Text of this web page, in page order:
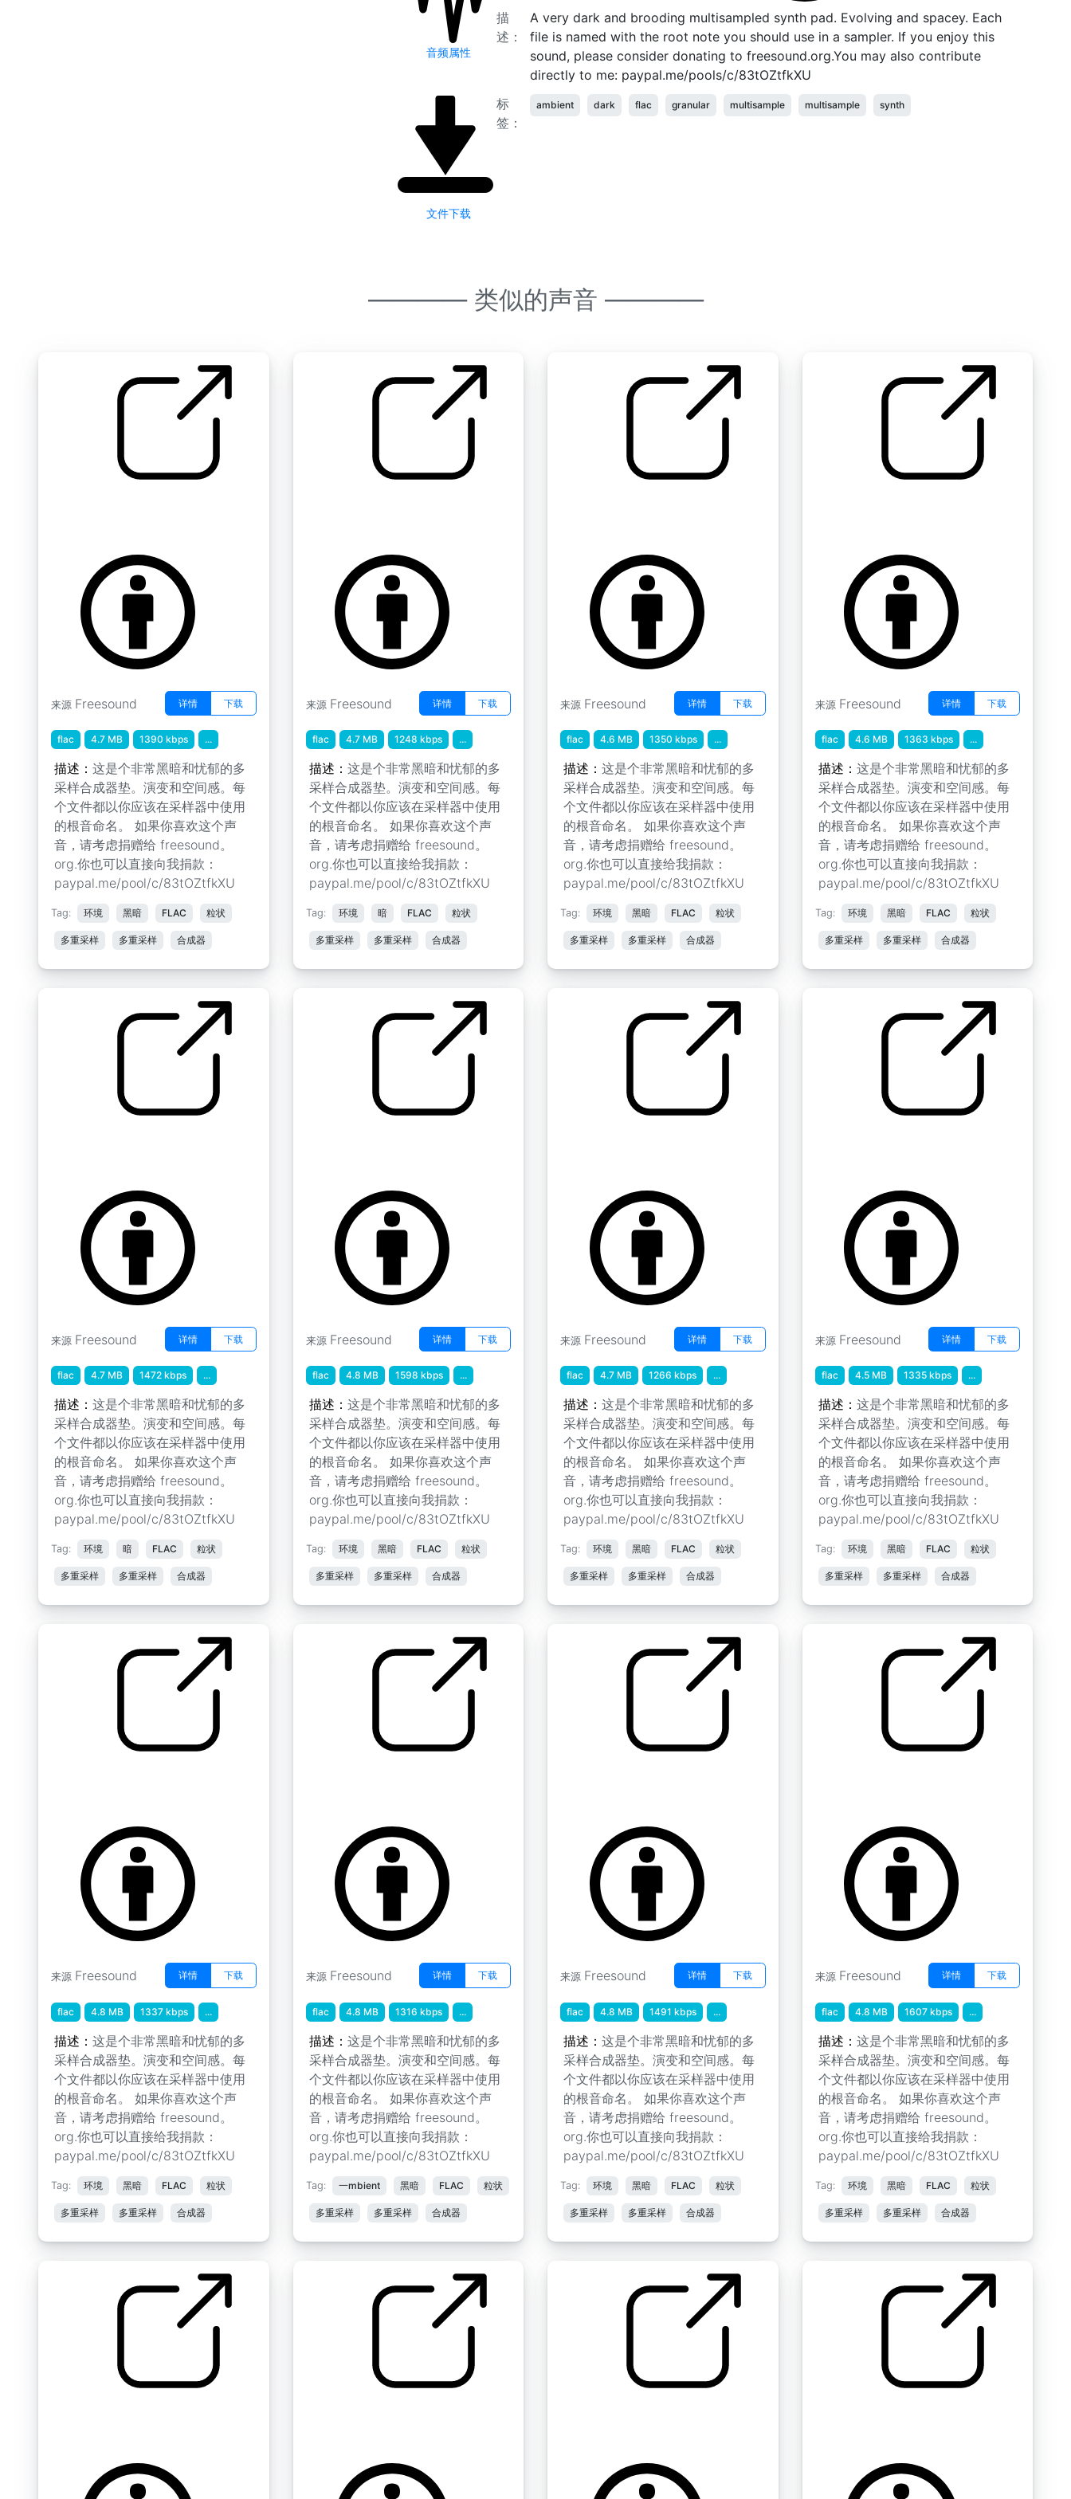
音频属性
文件下载
描
述：
A very dark and brooding multisampled synth pad. Evolving and spacey. Each
file is named with the root note you should use in a sampler. If you enjoy this
sound, please consider donating to freesound.org.You may also contribute
directly to me: paypal.me/pools/c/83tOZtfkXU
标
签：
ambient dark flac granular multisample multisample synth
———— 类似的声音 ————
来源 Freesound 详情 下载
flac 4.7 MB 1390 kbps ...
描述： 这是个非常黑暗和忧郁的多
采样合成器垫。演变和空间感。每
个文件都以你应该在采样器中使用
的根音命名。 如果你喜欢这个声
音，请考虑捐赠给 freesound。
org.你也可以直接向我捐款：
paypal.me/pool/c/83tOZtfkXU
Tag: 环境 黑暗 FLAC 粒状
多重采样 多重采样 合成器
来源 Freesound 详情 下载
flac 4.7 MB 1248 kbps ...
描述： 这是个非常黑暗和忧郁的多
采样合成器垫。演变和空间感。每
个文件都以你应该在采样器中使用
的根音命名。 如果你喜欢这个声
音，请考虑捐赠给 freesound。
org.你也可以直接给我捐款：
paypal.me/pool/c/83tOZtfkXU
Tag: 环境 暗 FLAC 粒状
多重采样 多重采样 合成器
来源 Freesound 详情 下载
flac 4.6 MB 1350 kbps ...
描述： 这是个非常黑暗和忧郁的多
采样合成器垫。演变和空间感。每
个文件都以你应该在采样器中使用
的根音命名。 如果你喜欢这个声
音，请考虑捐赠给 freesound。
org.你也可以直接给我捐款：
paypal.me/pool/c/83tOZtfkXU
Tag: 环境 黑暗 FLAC 粒状
多重采样 多重采样 合成器
来源 Freesound 详情 下载
flac 4.6 MB 1363 kbps ...
描述： 这是个非常黑暗和忧郁的多
采样合成器垫。演变和空间感。每
个文件都以你应该在采样器中使用
的根音命名。 如果你喜欢这个声
音，请考虑捐赠给 freesound。
org.你也可以直接向我捐款：
paypal.me/pool/c/83tOZtfkXU
Tag: 环境 黑暗 FLAC 粒状
多重采样 多重采样 合成器
来源 Freesound 详情 下载
flac 4.7 MB 1472 kbps ...
描述： 这是个非常黑暗和忧郁的多
采样合成器垫。演变和空间感。每
个文件都以你应该在采样器中使用
的根音命名。 如果你喜欢这个声
音，请考虑捐赠给 freesound。
org.你也可以直接向我捐款：
paypal.me/pool/c/83tOZtfkXU
Tag: 环境 暗 FLAC 粒状
多重采样 多重采样 合成器
来源 Freesound 详情 下载
flac 4.8 MB 1598 kbps ...
描述： 这是个非常黑暗和忧郁的多
采样合成器垫。演变和空间感。每
个文件都以你应该在采样器中使用
的根音命名。 如果你喜欢这个声
音，请考虑捐赠给 freesound。
org.你也可以直接向我捐款：
paypal.me/pool/c/83tOZtfkXU
Tag: 环境 黑暗 FLAC 粒状
多重采样 多重采样 合成器
来源 Freesound 详情 下载
flac 4.7 MB 1266 kbps ...
描述： 这是个非常黑暗和忧郁的多
采样合成器垫。演变和空间感。每
个文件都以你应该在采样器中使用
的根音命名。 如果你喜欢这个声
音，请考虑捐赠给 freesound。
org.你也可以直接向我捐款：
paypal.me/pool/c/83tOZtfkXU
Tag: 环境 黑暗 FLAC 粒状
多重采样 多重采样 合成器
来源 Freesound 详情 下载
flac 4.5 MB 1335 kbps ...
描述： 这是个非常黑暗和忧郁的多
采样合成器垫。演变和空间感。每
个文件都以你应该在采样器中使用
的根音命名。 如果你喜欢这个声
音，请考虑捐赠给 freesound。
org.你也可以直接向我捐款：
paypal.me/pool/c/83tOZtfkXU
Tag: 环境 黑暗 FLAC 粒状
多重采样 多重采样 合成器
来源 Freesound 详情 下载
flac 4.8 MB 1337 kbps ...
描述： 这是个非常黑暗和忧郁的多
采样合成器垫。演变和空间感。每
个文件都以你应该在采样器中使用
的根音命名。 如果你喜欢这个声
音，请考虑捐赠给 freesound。
org.你也可以直接给我捐款：
paypal.me/pool/c/83tOZtfkXU
Tag: 环境 黑暗 FLAC 粒状
多重采样 多重采样 合成器
来源 Freesound 详情 下载
flac 4.8 MB 1316 kbps ...
描述： 这是个非常黑暗和忧郁的多
采样合成器垫。演变和空间感。每
个文件都以你应该在采样器中使用
的根音命名。 如果你喜欢这个声
音，请考虑捐赠给 freesound。
org.你也可以直接向我捐款：
paypal.me/pool/c/83tOZtfkXU
Tag: 一mbient 黑暗 FLAC 粒状
多重采样 多重采样 合成器
来源 Freesound 详情 下载
flac 4.8 MB 1491 kbps ...
描述： 这是个非常黑暗和忧郁的多
采样合成器垫。演变和空间感。每
个文件都以你应该在采样器中使用
的根音命名。 如果你喜欢这个声
音，请考虑捐赠给 freesound。
org.你也可以直接向我捐款：
paypal.me/pool/c/83tOZtfkXU
Tag: 环境 黑暗 FLAC 粒状
多重采样 多重采样 合成器
来源 Freesound 详情 下载
flac 4.8 MB 1607 kbps ...
描述： 这是个非常黑暗和忧郁的多
采样合成器垫。演变和空间感。每
个文件都以你应该在采样器中使用
的根音命名。 如果你喜欢这个声
音，请考虑捐赠给 freesound。
org.你也可以直接给我捐款：
paypal.me/pool/c/83tOZtfkXU
Tag: 环境 黑暗 FLAC 粒状
多重采样 多重采样 合成器